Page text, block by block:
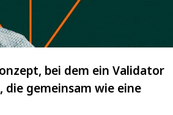
bei dem ein Validator
gemeinsam wie eine